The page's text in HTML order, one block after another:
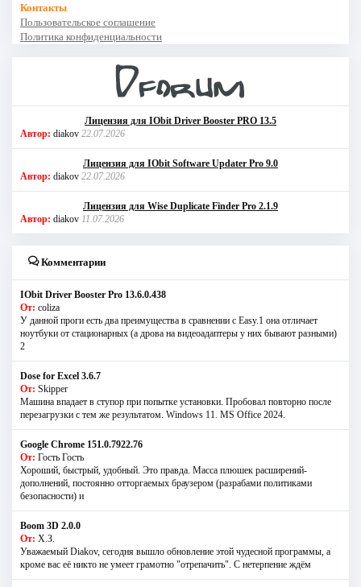
Контакты
Пользовательское соглашение
Политика конфиденциальности
Лицензия для IObit Driver Booster PRO 13.5
Автор: diakov 22.07.2026
Лицензия для IObit Software Updater Pro 9.0
Автор: diakov 22.07.2026
Лицензия для Wise Duplicate Finder Pro 2.1.9
Автор: diakov 11.07.2026
Комментарии
IObit Driver Booster Pro 13.6.0.438
От: coliza
У данной проги есть два преимущества в сравнении с Easy.1 она отличает
ноутбуки от стационарных (а дрова на видеоадаптеры у них бывают разными)
2
Dose for Excel 3.6.7
От: Skipper
Машина впадает в ступор при попытке установки. Пробовал повторно после
перезагрузки с тем же результатом. Windows 11. MS Offiсe 2024.
Google Chrome 151.0.7922.76
От: Гость Гость
Хороший, быстрый, удобный. Это правда. Масса плюшек расширений-
дополнений, постоянно отторгаемых браузером (разрабами политиками
безопасности) и
Boom 3D 2.0.0
От: Х.З.
Уважаемый Diakov, сегодня вышло обновление этой чудесной программы, а
кроме вас её никто не умеет грамотно "отрепачить". С нетерпение ждём